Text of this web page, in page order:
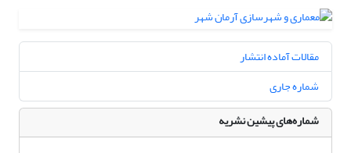
مقالات آماده انتشار
شماره جاری
شماره‌های پیشین نشریه